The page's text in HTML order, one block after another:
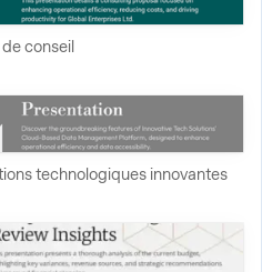
conseil
technologiques innovantes